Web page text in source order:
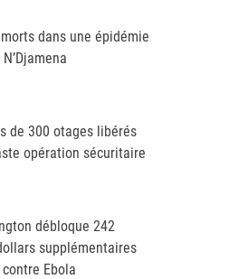
dans une épidémie
de 300 otages libérés
opération sécuritaire
débloque 242
supplémentaires
Ebola